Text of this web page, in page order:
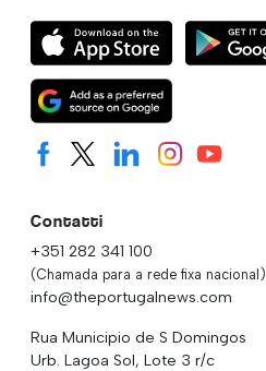
Contatti
+351 282 341 100
(Chamada para a rede fixa nacional)
info@theportugalnews.com
Rua Municipio de S Domingos
Urb. Lagoa Sol, Lote 3 r/c